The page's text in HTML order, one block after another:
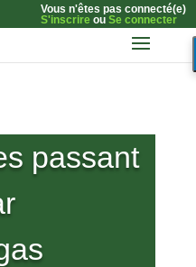
Vous n'êtes pas connecté(e)
S'inscrireou Se connecter
passant